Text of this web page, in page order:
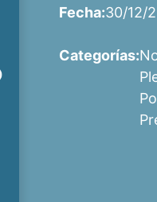
Fecha:30/12/
Categorías: